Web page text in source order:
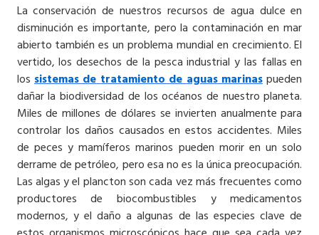
La conservación de nuestros recursos de agua dulce en
disminución es importante, pero la contaminación en mar
abierto también es un problema mundial en crecimiento. El
vertido, los desechos de la pesca industrial y las fallas en
los sistemas de tratamiento de aguas marinaspueden
dañar la biodiversidad de los océanos de nuestro planeta.
Miles de millones de dólares se invierten anualmente para
controlar los daños causados ​​en estos accidentes. Miles
de peces y mamíferos marinos pueden morir en un solo
derrame de petróleo, pero esa no es la única preocupación.
Las algas y el plancton son cada vez más frecuentes como
productores de biocombustibles y medicamentos
modernos, y el daño a algunas de las especies clave de